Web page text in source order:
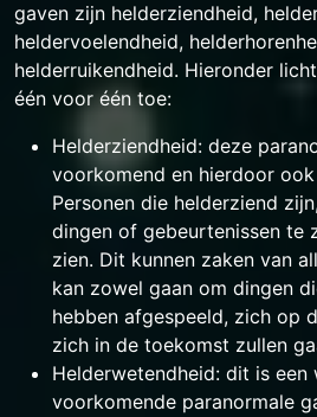
gaven zijn helderziendheid,
heldervoelendheid,
helderruikendheid. Hieronder
één voor één toe:
Helderziendheid: deze
voorkomend en hierdoor
Personen die helderziend
dingen of gebeurtenissen te
zien. Dit kunnen zaken van
kan zowel gaan om dingen
hebben afgespeeld, zich op
zich in de toekomst zullen
Helderwetendheid: dit is een
voorkomende paranormale